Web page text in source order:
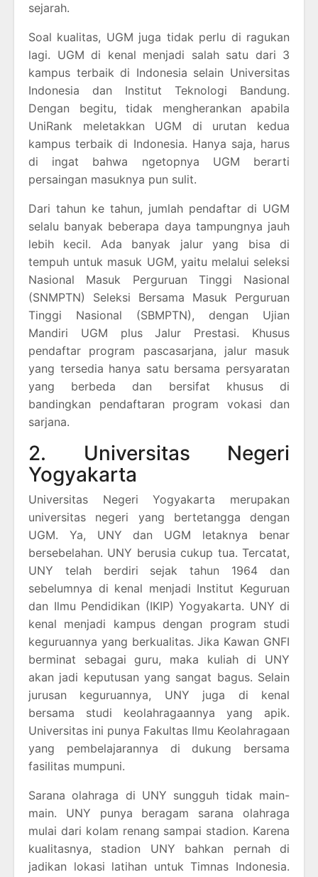
sejarah.
Soal kualitas, UGM juga tidak perlu di ragukan
lagi. UGM di kenal menjadi salah satu dari 3
kampus terbaik di Indonesia selain Universitas
Indonesia dan Institut Teknologi Bandung.
Dengan begitu, tidak mengherankan apabila
UniRank meletakkan UGM di urutan kedua
kampus terbaik di Indonesia. Hanya saja, harus
di ingat bahwa ngetopnya UGM berarti
persaingan masuknya pun sulit.
Dari tahun ke tahun, jumlah pendaftar di UGM
selalu banyak beberapa daya tampungnya jauh
lebih kecil. Ada banyak jalur yang bisa di
tempuh untuk masuk UGM, yaitu melalui seleksi
Nasional Masuk Perguruan Tinggi Nasional
(SNMPTN) Seleksi Bersama Masuk Perguruan
Tinggi Nasional (SBMPTN), dengan Ujian
Mandiri UGM plus Jalur Prestasi. Khusus
pendaftar program pascasarjana, jalur masuk
yang tersedia hanya satu bersama persyaratan
yang berbeda dan bersifat khusus di
bandingkan pendaftaran program vokasi dan
sarjana.
2. Universitas Negeri
Yogyakarta
Universitas Negeri Yogyakarta merupakan
universitas negeri yang bertetangga dengan
UGM. Ya, UNY dan UGM letaknya benar
bersebelahan. UNY berusia cukup tua. Tercatat,
UNY telah berdiri sejak tahun 1964 dan
sebelumnya di kenal menjadi Institut Keguruan
dan Ilmu Pendidikan (IKIP) Yogyakarta. UNY di
kenal menjadi kampus dengan program studi
keguruannya yang berkualitas. Jika Kawan GNFI
berminat sebagai guru, maka kuliah di UNY
akan jadi keputusan yang sangat bagus. Selain
jurusan keguruannya, UNY juga di kenal
bersama studi keolahragaannya yang apik.
Universitas ini punya Fakultas Ilmu Keolahragaan
yang pembelajarannya di dukung bersama
fasilitas mumpuni.
Sarana olahraga di UNY sungguh tidak main-
main. UNY punya beragam sarana olahraga
mulai dari kolam renang sampai stadion. Karena
kualitasnya, stadion UNY bahkan pernah di
jadikan lokasi latihan untuk Timnas Indonesia.